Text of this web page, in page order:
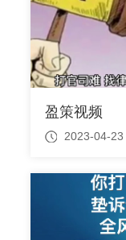
盈策视频
2023-04-23